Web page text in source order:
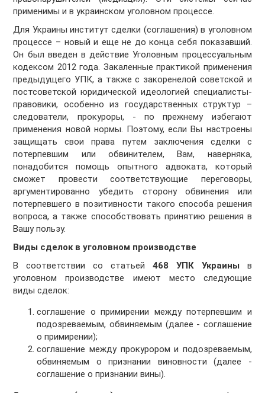
применимы и в украинском уголовном процессе.
Для Украины институт сделки (соглашения) в уголовном
процессе – новый и еще не до конца себя показавший.
Он был введен в действие Уголовным процессуальным
кодексом 2012 года. Закаленные практикой применения
предыдущего УПК, а также с закоренелой советской и
постсоветской юридической идеологией специалисты-
правовики, особенно из государственных структур –
следователи, прокуроры, - по прежнему избегают
применения новой нормы. Поэтому, если Вы настроены
защищать свои права путем заключения сделки с
потерпевшим или обвинителем, Вам, наверняка,
понадобится помощь опытного адвоката, который
сможет провести соответствующие переговоры,
аргументированно убедить сторону обвинения или
потерпевшего в позитивности такого способа решения
вопроса, а также способствовать принятию решения в
Вашу пользу.
Виды сделок в уголовном производстве
В соответствии со статьей 468 УПК Украины в
уголовном производстве имеют место следующие
виды сделок:
соглашение о примирении между потерпевшим и
подозреваемым, обвиняемым (далее - соглашение
о примирении);
соглашение между прокурором и подозреваемым,
обвиняемым о признании виновности (далее -
соглашение о признании вины).